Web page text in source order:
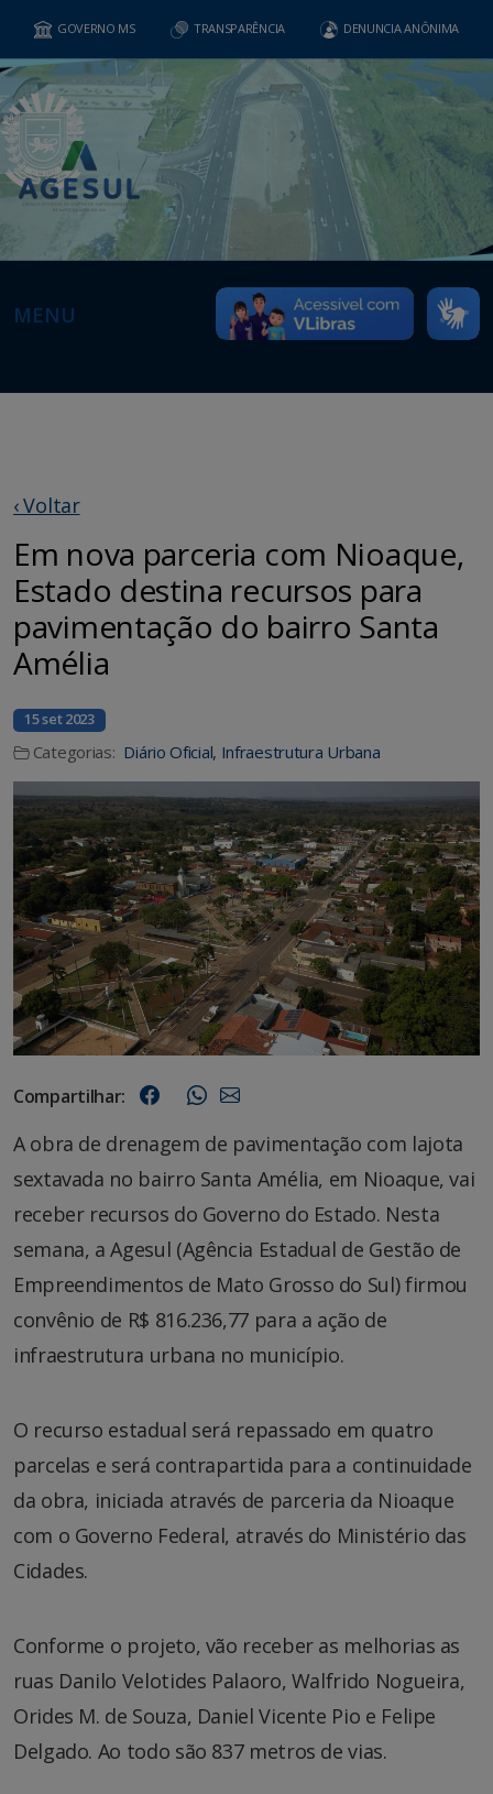
GOVERNO MS TRANSPARÊNCIA DENUNCIA ANÔNIMA
MENU
‹ Voltar
Em nova parceria com Nioaque,
Estado destina recursos para
pavimentação do bairro Santa
Amélia
15 set 2023
Categorias: Diário Oficial, Infraestrutura Urbana
Compartilhar:
A obra de drenagem de pavimentação com lajota
sextavada no bairro Santa Amélia, em Nioaque, vai
receber recursos do Governo do Estado. Nesta
semana, a Agesul (Agência Estadual de Gestão de
Empreendimentos de Mato Grosso do Sul) firmou
convênio de R$ 816.236,77 para a ação de
infraestrutura urbana no município.
O recurso estadual será repassado em quatro
parcelas e será contrapartida para a continuidade
da obra, iniciada através de parceria da Nioaque
com o Governo Federal, através do Ministério das
Cidades.
Conforme o projeto, vão receber as melhorias as
ruas Danilo Velotides Palaoro, Walfrido Nogueira,
Orides M. de Souza, Daniel Vicente Pio e Felipe
Delgado. Ao todo são 837 metros de vias.